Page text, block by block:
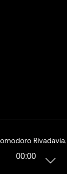
Rivadavia,
00:00